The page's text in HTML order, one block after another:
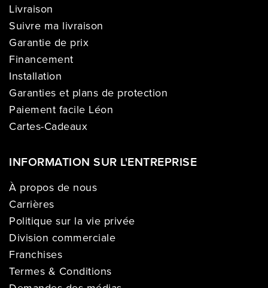
Livraison
Suivre ma livraison
Garantie de prix
Financement
Installation
Garanties et plans de protection
Paiement facile Léon
Cartes-Cadeaux
INFORMATION SUR L'ENTREPRISE
À propos de nous
Carrières
Politique sur la vie privée
Division commerciale
Franchises
Termes & Conditions